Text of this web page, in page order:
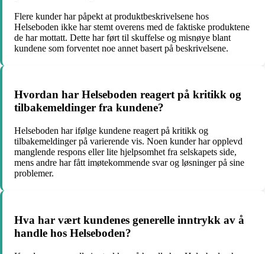
Flere kunder har påpekt at produktbeskrivelsene hos
Helseboden ikke har stemt overens med de faktiske produktene
de har mottatt. Dette har ført til skuffelse og misnøye blant
kundene som forventet noe annet basert på beskrivelsene.
Hvordan har Helseboden reagert på kritikk og
tilbakemeldinger fra kundene?
Helseboden har ifølge kundene reagert på kritikk og
tilbakemeldinger på varierende vis. Noen kunder har opplevd
manglende respons eller lite hjelpsomhet fra selskapets side,
mens andre har fått imøtekommende svar og løsninger på sine
problemer.
Hva har vært kundenes generelle inntrykk av å
handle hos Helseboden?